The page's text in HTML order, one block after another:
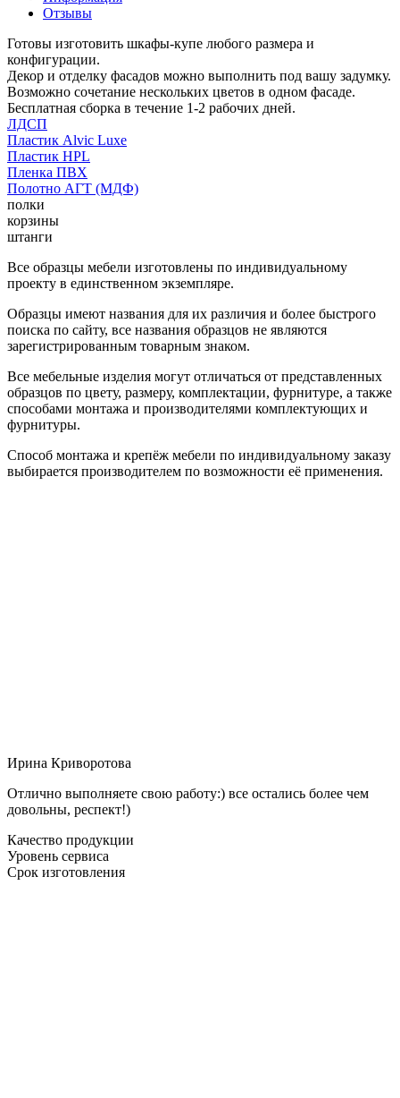
Отзывы
Готовы изготовить шкафы-купе любого размера и
конфигурации.
Декор и отделку фасадов можно выполнить под вашу задумку.
Возможно сочетание нескольких цветов в одном фасаде.
Бесплатная сборка в течение 1-2 рабочих дней.
ЛДСП
Пластик Alvic Luxe
Пластик HPL
Пленка ПВХ
Полотно АГТ (МДФ)
полки
корзины
штанги
Все образцы мебели изготовлены по индивидуальному
проекту в единственном экземпляре.
Образцы имеют названия для их различия и более быстрого
поиска по сайту, все названия образцов не являются
зарегистрированным товарным знаком.
Все мебельные изделия могут отличаться от представленных
образцов по цвету, размеру, комплектации, фурнитуре, а также
способами монтажа и производителями комплектующих и
фурнитуры.
Способ монтажа и крепёж мебели по индивидуальному заказу
выбирается производителем по возможности её применения.
Ирина Криворотова
Отлично выполняете свою работу:) все остались более чем
довольны, респект!)
Качество продукции
Уровень сервиса
Срок изготовления